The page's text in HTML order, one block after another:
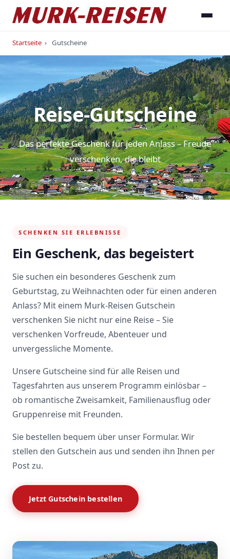
Startseite › Gutscheine
Reise-Gutscheine
Das perfekte Geschenk für jeden Anlass – Freude
verschenken, die bleibt
SCHENKEN SIE ERLEBNISSE
Ein Geschenk, das begeistert
Sie suchen ein besonderes Geschenk zum
Geburtstag, zu Weihnachten oder für einen anderen
Anlass? Mit einem Murk-Reisen Gutschein
verschenken Sie nicht nur eine Reise – Sie
verschenken Vorfreude, Abenteuer und
unvergessliche Momente.
Unsere Gutscheine sind für alle Reisen und
Tagesfahrten aus unserem Programm einlösbar –
ob romantische Zweisamkeit, Familienausflug oder
Gruppenreise mit Freunden.
Sie bestellen bequem über unser Formular. Wir
stellen den Gutschein aus und senden ihn Ihnen per
Post zu.
Jetzt Gutschein bestellen